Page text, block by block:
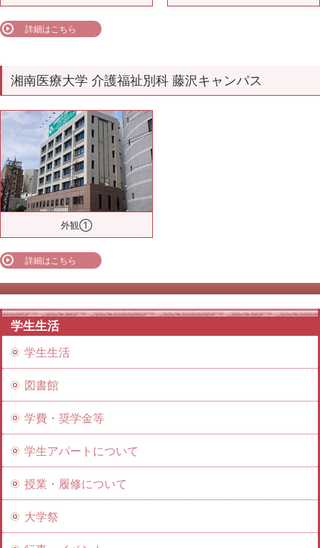
詳細はこちら
湘南医療大学 介護福祉別科 藤沢キャンパス
外観①
詳細はこちら
学生生活
学生生活
図書館
学費・奨学金等
学生アパートについて
授業・履修について
大学祭